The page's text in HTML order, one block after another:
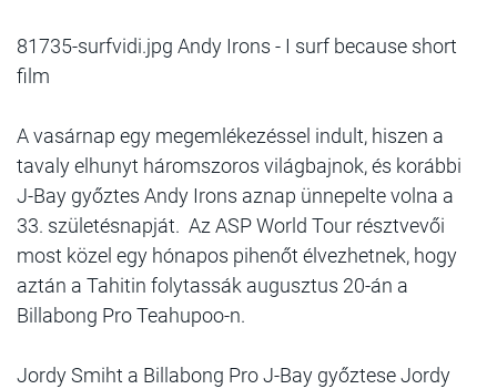
81735-surfvidi.jpg Andy Irons - I surf because short
film
A vasárnap egy megemlékezéssel indult, hiszen a
tavaly elhunyt háromszoros világbajnok, és korábbi
J-Bay győztes Andy Irons aznap ünnepelte volna a
33. születésnapját. Az ASP World Tour résztvevői
most közel egy hónapos pihenőt élvezhetnek, hogy
aztán a Tahitin folytassák augusztus 20-án a
Billabong Pro Teahupoo-n.
Jordy Smiht a Billabong Pro J-Bay győztese Jordy